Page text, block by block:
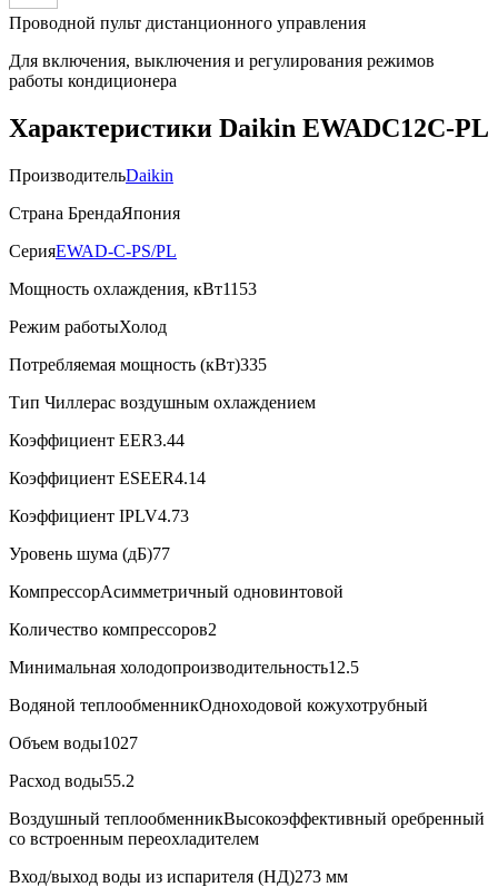
Проводной пульт дистанционного управления
Для включения, выключения и регулирования режимов
работы кондиционера
Характеристики Daikin EWADC12C-PL
ПроизводительDaikin
Страна БрендаЯпония
СерияEWAD-C-PS/PL
Мощность охлаждения, кВт1153
Режим работыХолод
Потребляемая мощность (кВт)335
Тип Чиллерас воздушным охлаждением
Коэффициент EER3.44
Коэффициент ESEER4.14
Коэффициент IPLV4.73
Уровень шума (дБ)77
КомпрессорАсимметричный одновинтовой
Количество компрессоров2
Минимальная холодопроизводительность12.5
Водяной теплообменникОдноходовой кожухотрубный
Объем воды1027
Расход воды55.2
Воздушный теплообменникВысокоэффективный оребренный
со встроенным переохладителем
Вход/выход воды из испарителя (НД)273 мм